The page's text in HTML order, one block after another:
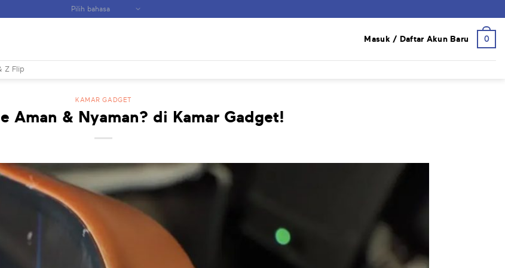
Masuk / Daftar Akun Baru 0
Z Flip
KAMAR GADGET
Aman & Nyaman? di Kamar Gadget!